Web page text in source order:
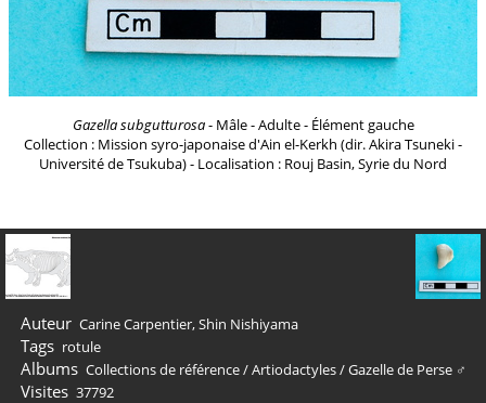
Gazella subgutturosa- Mâle - Adulte - Élément gauche
Collection : Mission syro-japonaise d'Ain el-Kerkh (dir. Akira Tsuneki -
Université de Tsukuba) - Localisation : Rouj Basin, Syrie du Nord
Auteur Carine Carpentier, Shin Nishiyama
Tags rotule
Albums Collections de référence/Artiodactyles/Gazelle de Perse ♂
Visites 37792